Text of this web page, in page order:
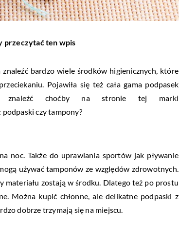
przeczytać ten wpis
bardzo wiele środków higienicznych, które
Pojawiła się też cała gama podpasek
znaleźć choćby na stronie tej marki
podpaski czy tampony?
noc. Także do uprawiania sportów jak pływanie
używać tamponów ze względów zdrowotnych.
materiału zostają w środku. Dlatego też po prostu
Można kupić chłonne, ale delikatne podpaski z
dobrze trzymają się na miejscu.